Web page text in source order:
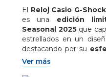
El Reloj Casio G-Shock
es una edición
Seasonal 2025 que
estrellados en un
destacando por su
de las estrellas
texturas que
Ver más